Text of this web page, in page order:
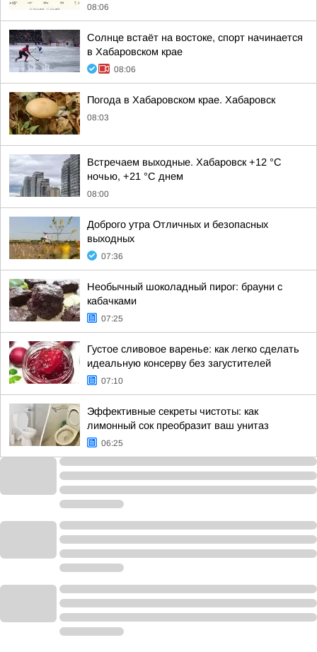
08:06
Солнце встаёт на востоке, спорт начинается
в Хабаровском крае
08:06
Погода в Хабаровском крае. Хабаровск
08:03
Встречаем выходные. Хабаровск +12 °C
ночью, +21 °C днем
08:00
Доброго утра Отличных и безопасных
выходных
07:36
Необычный шоколадный пирог: брауни с
кабачками
07:25
Густое сливовое варенье: как легко сделать
идеальную консерву без загустителей
07:10
Эффективные секреты чистоты: как
лимонный сок преобразит ваш унитаз
06:25